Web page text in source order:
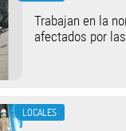
Trabajan en la
afectados por
LOCALES